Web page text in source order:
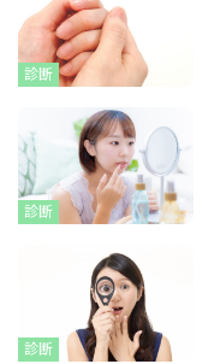
診断
診断
診断